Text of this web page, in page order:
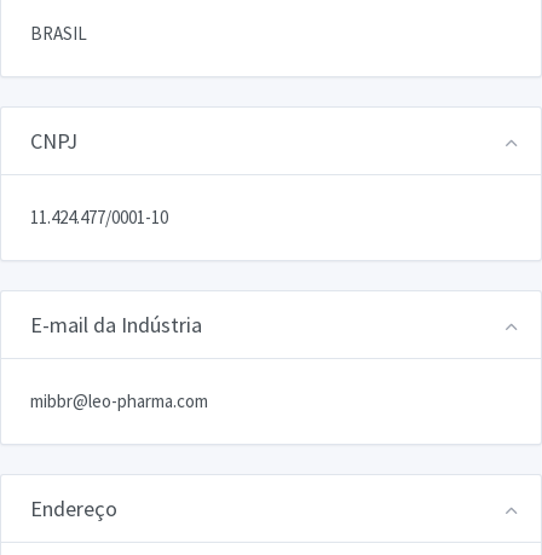
BRASIL
CNPJ
11.424.477/0001-10
E-mail da Indústria
mibbr@leo-pharma.com
Endereço